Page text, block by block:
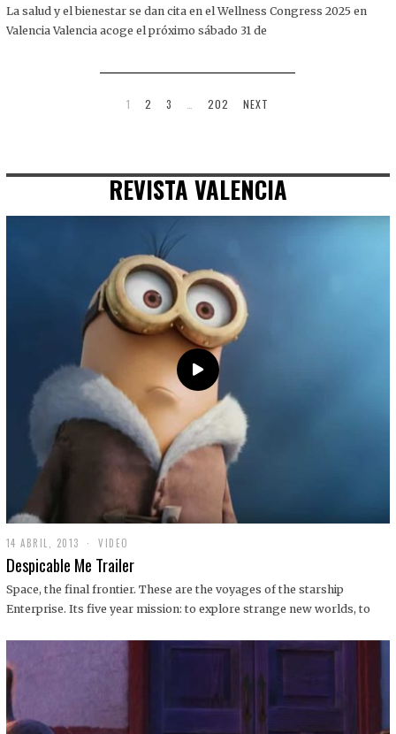
O
,
La salud y el bienestar se dan cita en el Wellness Congress 2025 en
Valencia Valencia acoge el próximo sábado 31 de
1 2 3 202 NEXT
REVISTA VALENCIA
14 ABRIL, 2013
9
D
C
I
1
VIDEO
Despicable Me Trailer
Space, the final frontier. These are the voyages of the starship
Enterprise. Its five year mission: to explore strange new worlds, to